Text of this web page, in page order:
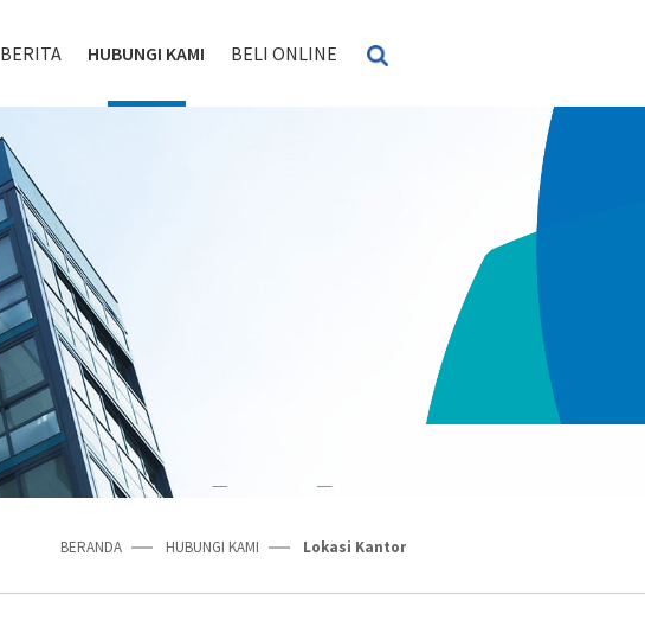
BERITA HUBUNGI KAMI BELI ONLINE
BERANDA HUBUNGI KAMI Lokasi Kantor